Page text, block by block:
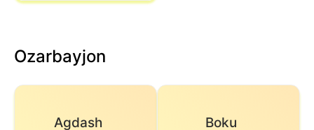
Ozarbayjon
Agdash Boku